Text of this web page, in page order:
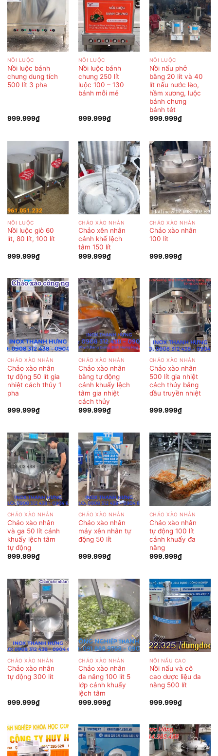
NỒI LUỘC
Nồi luộc bánh
chưng dung tích
500 lít 3 pha
999.999₫
NỒI LUỘC
Nồi luộc bánh
chưng 250 lít
luộc 100 – 130
bánh mỗi mẻ
999.999₫
NỒI LUỘC
Nồi nấu phở
bằng 20 lít và 40
lít nấu nước lèo,
hầm xương, luộc
bánh chưng
bánh tét
999.999₫
NỒI LUỘC
Nồi luộc giò 60
lít, 80 lít, 100 lít
999.999₫
CHẢO XÀO NHÂN
Chảo xên nhân
cánh khế lệch
tâm 150 lít
999.999₫
CHẢO XÀO NHÂN
Chảo xào nhân
100 lít
999.999₫
CHẢO XÀO NHÂN
Chảo xào nhân
tự động 50 lít gia
nhiệt cách thủy 1
pha
999.999₫
CHẢO XÀO NHÂN
Chảo xào nhân
bằng tự động
cánh khuấy lệch
tâm gia nhiệt
cách thủy
999.999₫
CHẢO XÀO NHÂN
Chảo xào nhân
500 lít gia nhiệt
cách thủy bằng
dầu truyền nhiệt
999.999₫
CHẢO XÀO NHÂN
Chảo xào nhân
và ga 50 lít cánh
khuấy lệch tâm
tự động
999.999₫
CHẢO XÀO NHÂN
Chảo xào nhân
máy xên nhân tự
động 50 lít
999.999₫
CHẢO XÀO NHÂN
Chảo xào nhân
tự động 100 lít
cánh khuấy đa
năng
999.999₫
CHẢO XÀO NHÂN
Chảo xào nhân
tự động 300 lít
999.999₫
CHẢO XÀO NHÂN
Chảo xào nhân
đa năng 100 lít 5
lớp cánh khuấy
lệch tâm
999.999₫
NỒI NẤU CAO
Nồi nấu và cô
cao dược liệu đa
năng 500 lít
999.999₫